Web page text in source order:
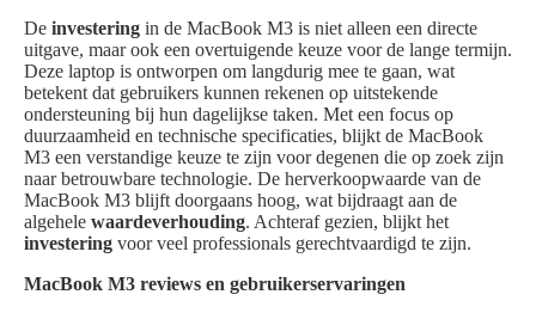
De investering in de MacBook M3 is niet alleen een directe
uitgave, maar ook een overtuigende keuze voor de lange termijn.
Deze laptop is ontworpen om langdurig mee te gaan, wat
betekent dat gebruikers kunnen rekenen op uitstekende
ondersteuning bij hun dagelijkse taken. Met een focus op
duurzaamheid en technische specificaties, blijkt de MacBook
M3 een verstandige keuze te zijn voor degenen die op zoek zijn
naar betrouwbare technologie. De herverkoopwaarde van de
MacBook M3 blijft doorgaans hoog, wat bijdraagt aan de
algehele waardeverhouding. Achteraf gezien, blijkt het
investering voor veel professionals gerechtvaardigd te zijn.
MacBook M3 reviews en gebruikerservaringen